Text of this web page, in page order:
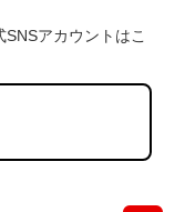
アカウントはこ